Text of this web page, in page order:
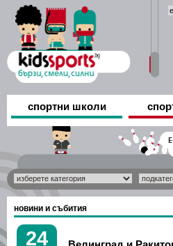
спортни школи
новини и събития
24